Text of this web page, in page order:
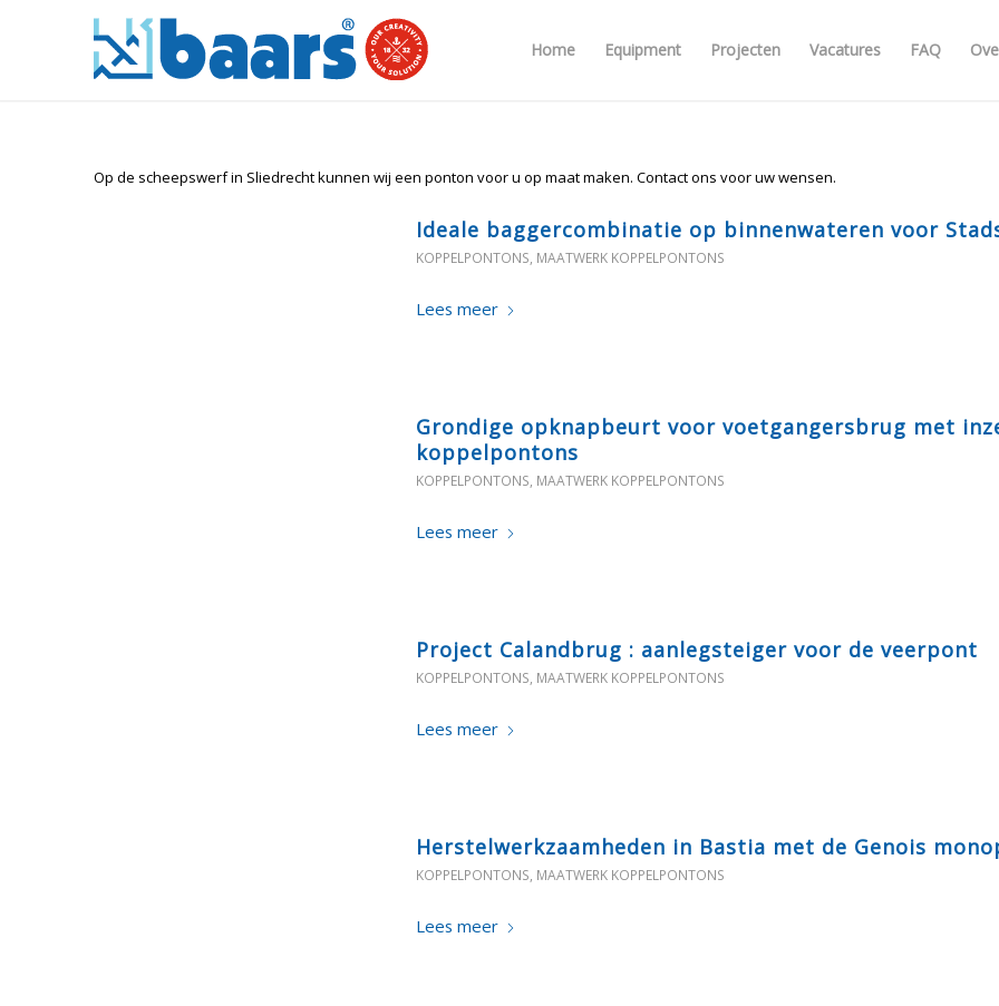
Home Equipment Projecten Vacatures FAQ
Op de scheepswerf in Sliedrecht kunnen wij een ponton voor u op maat maken. Contact ons voor uw wensen.
Ideale baggercombinatie op binnenwateren voor
KOPPELPONTONS, MAATWERK KOPPELPONTONS
Lees meer
Grondige opknapbeurt voor voetgangersbrug met
koppelpontons
KOPPELPONTONS, MAATWERK KOPPELPONTONS
Lees meer
Project Calandbrug : aanlegsteiger voor de veerpont
KOPPELPONTONS, MAATWERK KOPPELPONTONS
Lees meer
Herstelwerkzaamheden in Bastia met de Genois
KOPPELPONTONS, MAATWERK KOPPELPONTONS
Lees meer